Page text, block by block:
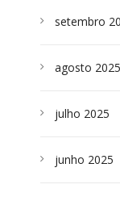
setembro
agosto 2025
julho 2025
junho 2025